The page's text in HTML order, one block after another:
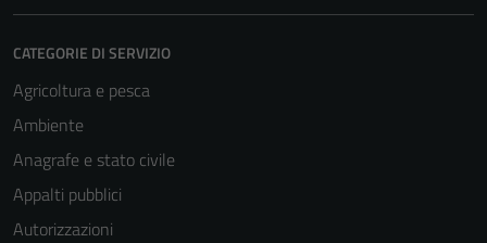
CATEGORIE DI SERVIZIO
Agricoltura e pesca
Ambiente
Anagrafe e stato civile
Appalti pubblici
Autorizzazioni